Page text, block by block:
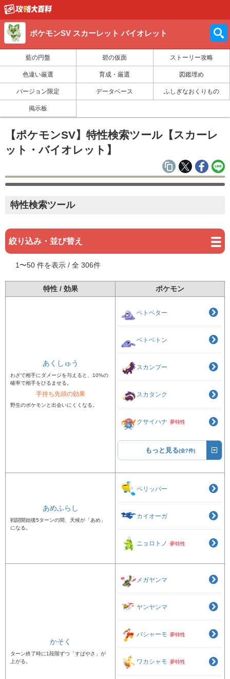
ポケモンSV スカーレット バイオレット
藍の円盤 碧の仮面 ストーリー攻略
色違い厳選 育成・厳選 図鑑埋め
バージョン限定 データベース ふしぎなおくりもの
掲示板
【ポケモンSV】特性検索ツール【スカーレ
ット・バイオレット】
特性検索ツール
絞り込み・並び替え
1 〜50 件を表示 / 全 306件
特性 / 効果 ポケモン
あくしゅう
わざで相手にダメージを与えると、10%の
確率で相手をひるませる。
手持ち先頭の効果
野生のポケモンと出会いにくくなる。
ベトベター
ベトベトン
スカンプー
スカタンク
クサイハナ 夢特性
もっと見る(全7件)
あめふらし
戦闘開始後5ターンの間、天候が「あめ」
になる。
ペリッパー
カイオーガ
ニョロトノ 夢特性
かそく
ターン終了時に1段階ずつ「すばやさ」が
上がる。
メガヤンマ
ヤンヤンマ
バシャーモ 夢特性
ワカシャモ 夢特性